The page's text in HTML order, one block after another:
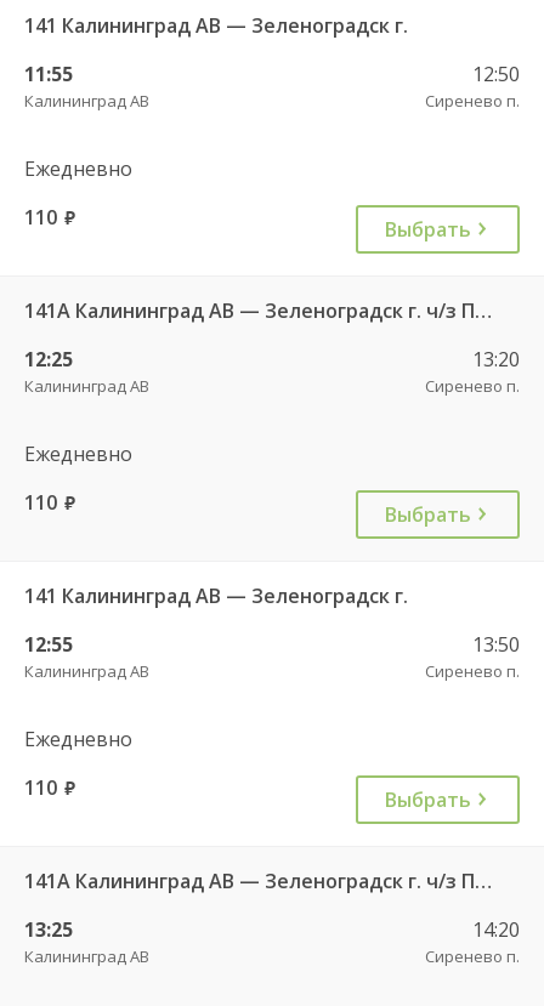
141 Калининград АВ — Зеленоградск г.
11:55
Калининград АВ
12:50
Сиренево п.
Ежедневно
110 руб. Выбрать
141А Калининград АВ — Зеленоградск г. ч/з Петрово п.
12:25
Калининград АВ
13:20
Сиренево п.
Ежедневно
110 руб. Выбрать
141 Калининград АВ — Зеленоградск г.
12:55
Калининград АВ
13:50
Сиренево п.
Ежедневно
110 руб. Выбрать
141А Калининград АВ — Зеленоградск г. ч/з Петрово п.
13:25
Калининград АВ
14:20
Сиренево п.